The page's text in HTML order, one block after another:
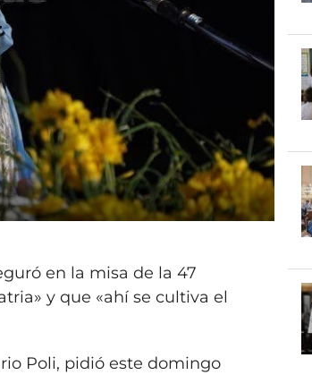
en la misa de la 47
y que «ahí se cultiva el
Poli, pidió este domingo